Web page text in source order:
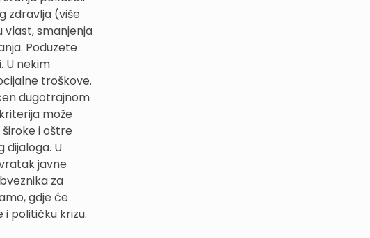
zdravlja (više
smanjenja
Poduzete
U nekim
troškove.
dugotrajnom
može
i oštre
dijaloga. U
javne
za
gdje će
političku krizu.